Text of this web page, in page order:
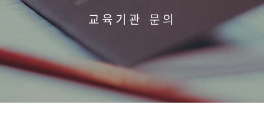
교육기관 문의